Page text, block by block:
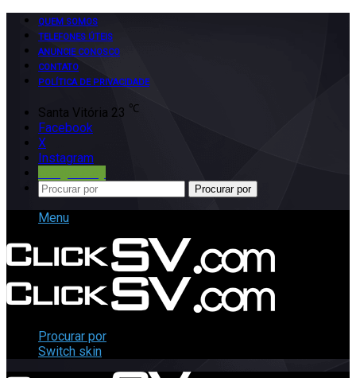
QUEM SOMOS
TELEFONES ÚTEIS
ANUNCIE CONOSCO
CONTATO
POLÍTICA DE PRIVACIDADE
Santa Vitória 23 ℃
Facebook
X
Instagram
Procurar por
Menu
Procurar por
Switch skin